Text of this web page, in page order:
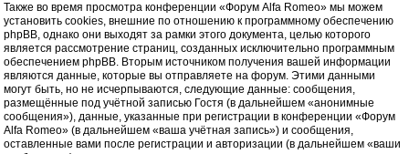
Также во время просмотра конференции «Форум Alfa Romeo» мы можем
установить cookies, внешние по отношению к программному обеспечению
phpBB, однако они выходят за рамки этого документа, целью которого
является рассмотрение страниц, созданных исключительно программным
обеспечением phpBB. Вторым источником получения вашей информации
являются данные, которые вы отправляете на форум. Этими данными
могут быть, но не исчерпываются, следующие данные: сообщения,
размещённые под учётной записью Гостя (в дальнейшем «анонимные
сообщения»), данные, указанные при регистрации в конференции «Форум
Alfa Romeo» (в дальнейшем «ваша учётная запись») и сообщения,
оставленные вами после регистрации и авторизации (в дальнейшем «ваши